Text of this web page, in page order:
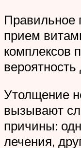
Правильное
прием
комплексов
Утолщение
вызывают
причины:
лечения,